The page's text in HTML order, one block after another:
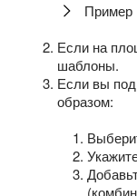
Пример
Если на
шаблоны.
Если вы
образом: